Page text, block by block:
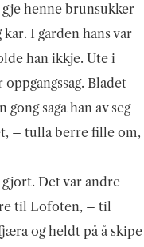
henne brunsukker
I garden hans var
han ikkje. Ute i
Bladet
saga han av seg
– tulla berre fille om,
Det var andre
til Lofoten, – til
og heldt på å skipe